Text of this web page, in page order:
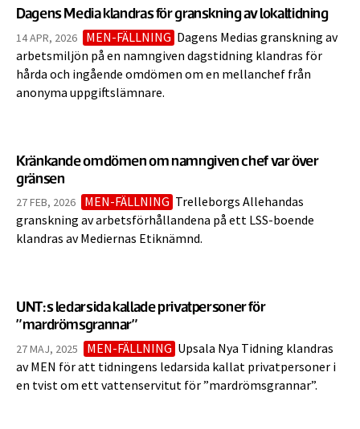
Dagens Media klandras för granskning av lokaltidning
14 APR, 2026 MEN-FÄLLNING Dagens Medias granskning av
arbetsmiljön på en namngiven dagstidning klandras för
hårda och ingående omdömen om en mellanchef från
anonyma uppgiftslämnare.
Kränkande omdömen om namngiven chef var över
gränsen
27 FEB, 2026 MEN-FÄLLNING Trelleborgs Allehandas
granskning av arbetsförhållandena på ett LSS-boende
klandras av Mediernas Etiknämnd.
UNT:s ledarsida kallade privatpersoner för
”mardrömsgrannar”
27 MAJ, 2025 MEN-FÄLLNING Upsala Nya Tidning klandras
av MEN för att tidningens ledarsida kallat privatpersoner i
en tvist om ett vattenservitut för ”mardrömsgrannar”.